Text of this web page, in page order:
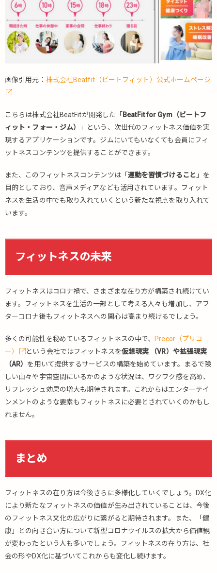
画像引用元： 株式会社Beatfit（ビートフィット）公式ホームページ
こちらは株式会社BeatFitが開発した「 BeatFit for Gym（ビートフ
ィット・フォー・ジム）
」という、次世代のフィットネス価値を実
現するアプリケーションです。ジムにいてもいなくても会員にフィ
ットネスコンテンツを提供することができます。
また、このフィットネスコンテンツは「 運動を習慣づけること 」を
目的としており、音声メディアなども活用されています。フィット
ネスを生活の中でも取り入れていくという新たな視点を取り入れて
います。
フィットネスの未来
フィットネスはコロナ禍で、さまざまな在り方が構築され続けてい
ます。フィットネスを生活の一部として考える人々も増加し、アフ
ターコロナ後もフィットネスへの関心は高まり続けるでしょう。
多くの可能性を秘めているフィットネスの中で、
Precor（プリコ
ー）
という会社ではフィットネスを仮想現実 （VR）や拡張現実
（AR） を用いて提供するサービスの構築を始めています。まるで険
しい山々や宇宙空間にいるかのような状況は、ワクワク感を高め、
リフレッシュ効果の増大も期待されます。これからはエンターテイ
ンメントのような要素もフィットネスに必要とされていくのかもし
れません。
まとめ
フィットネスの在り方は今後さらに多様化していくでしょう。DX化
により新たなフィットネスの価値が生み出されていることは、今後
のフィットネス文化の広がりに繋がると期待されます。また、「健
康」との向き合い方について新型コロナウイルスの拡大から価値観
が変わったという人も多いでしょう。フィットネスの在り方は、社
会の形やDX化に基づいてこれからも変化し続けます。